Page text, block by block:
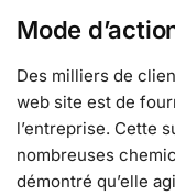
Mode
Des milliers de
web site est de
l’entreprise. Cette
nombreuses
démontré qu’elle